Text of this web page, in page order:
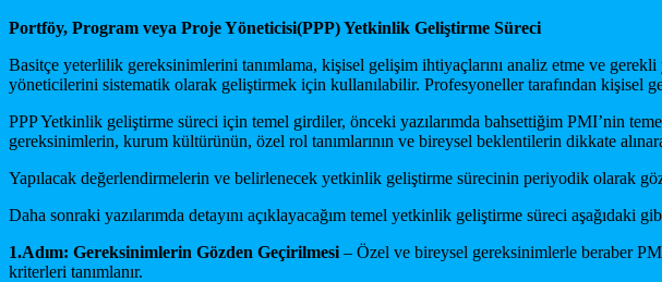
Portföy, Program veya Proje Yöneticisi(PPP) Yetkinlik Geliştirme Süreci
Basitçe yeterlilik gereksinimlerini tanımlama, kişisel gelişim ihtiyaçlarını analiz etme ve
yöneticilerini sistematik olarak geliştirmek için kullanılabilir. Profesyoneller tarafından kişisel
PPP Yetkinlik geliştirme süreci için temel girdiler, önceki yazılarımda bahsettiğim PMI’nin
gereksinimlerin, kurum kültürünün, özel rol tanımlarının ve bireysel beklentilerin dikkate
Yapılacak değerlendirmelerin ve belirlenecek yetkinlik geliştirme sürecinin periyodik olarak
Daha sonraki yazılarımda detayını açıklayacağım temel yetkinlik geliştirme süreci aşağıdaki
1.Adım: Gereksinimlerin Gözden Geçirilmesi – Özel ve bireysel gereksinimlerle beraber
kriterleri tanımlanır.